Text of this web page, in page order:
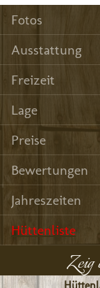
Fotos
Ausstattung
Freizeit
Lage
Preise
Bewertungen
Jahreszeiten
Hüttenliste
Zeig